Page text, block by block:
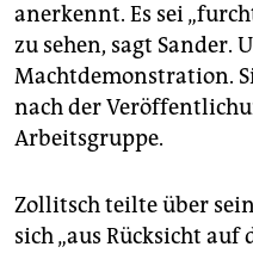
anerkennt. Es sei
zu sehen, sagt Sander.
Machtdemonstration.
nach der
Arbeitsgruppe.
Zollitsch teilte über
sich „aus Rücksicht